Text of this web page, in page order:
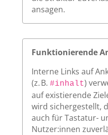
ansagen.
Funktionierende
Interne Links auf
(z. B. #inhalt)
auf existierende
wird sichergestellt,
auch für Tastatur-
Nutzer:innen